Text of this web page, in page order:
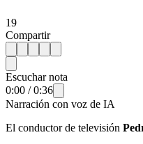
19
Compartir
Escuchar nota
0:00 /0:36
Narración con voz de IA
El conductor de televisión